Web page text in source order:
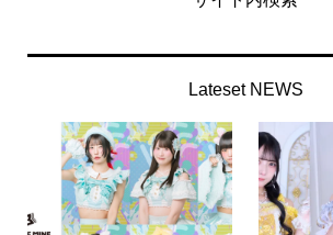
Lateset NEWS